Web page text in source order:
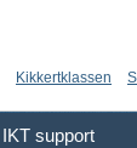
Kikkertklassen
IKT support